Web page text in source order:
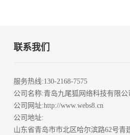
联系我们
服务热线:130-2168-7575
公司名称:青岛九尾狐网络科技有限公
公司网址:http://www.webs8.cn
公司地址:
山东省青岛市市北区哈尔滨路62号青